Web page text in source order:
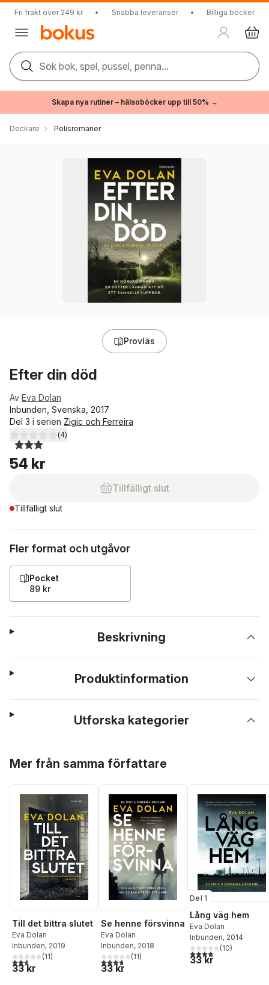
Fri frakt över 249 kr • Snabba leveranser • Billiga böcker
Sök bok, spel, pussel, penna...
Skapa nya rutiner – hälsoböcker upp till 50% →
Deckare Polisromaner
Provläs
Efter din död
Av Eva Dolan
Inbunden, Svenska, 2017
Del 3 i serien Zigic och Ferreira
3,0utav 5 stjärnor. Totalt antal röster:
(4)
54 kr
Tillfälligt slut
Tillfälligt slut
Fler format och utgåvor
Pocket
89 kr
Beskrivning
Produktinformation
Utforska kategorier
Mer från samma författare
Till det bittra slutet
Eva Dolan
Inbunden, 2019
2,6utav 5 stjärnor. Totalt antal röster:
(11)
33 kr
Se henne försvinna
Eva Dolan
Inbunden, 2018
3,7utav 5 stjärnor. Totalt antal röster:
(11)
33 kr
Del 1
Lång väg hem
Eva Dolan
Inbunden, 2014
3,8utav 5 stjärnor.
(10)
33 kr